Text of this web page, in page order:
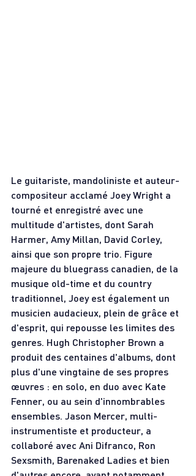
Le guitariste, mandoliniste et auteur-
compositeur acclamé Joey Wright a
tourné et enregistré avec une
multitude d'artistes, dont Sarah
Harmer, Amy Millan, David Corley,
ainsi que son propre trio. Figure
majeure du bluegrass canadien, de la
musique old-time et du country
traditionnel, Joey est également un
musicien audacieux, plein de grâce et
d'esprit, qui repousse les limites des
genres. Hugh Christopher Brown a
produit des centaines d'albums, dont
plus d'une vingtaine de ses propres
œuvres : en solo, en duo avec Kate
Fenner, ou au sein d'innombrables
ensembles. Jason Mercer, multi-
instrumentiste et producteur, a
collaboré avec Ani Difranco, Ron
Sexsmith, Barenaked Ladies et bien